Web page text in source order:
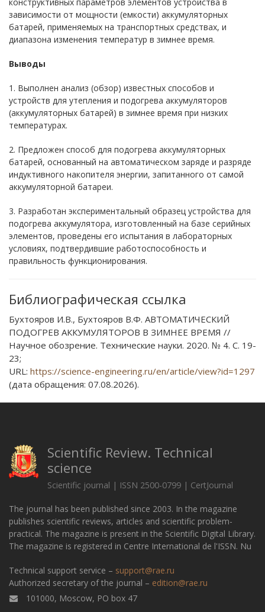
зависимости от мощности (емкости) аккумуляторных
батарей, применяемых на транспортных средствах, и
диапазона изменения температур в зимнее время.
Выводы
1. Выполнен анализ (обзор) известных способов и
устройств для утепления и подогрева аккумуляторов
(аккумуляторных батарей) в зимнее время при низких
температурах.
2. Предложен способ для подогрева аккумуляторных
батарей, основанный на автоматическом заряде и разряде
индуктивного накопителя энергии, запитанного от самой
аккумуляторной батареи.
3. Разработан экспериментальный образец устройства для
подогрева аккумулятора, изготовленный на базе серийных
элементов, проведены его испытания в лабораторных
условиях, подтвердившие работоспособность и
правильность функционирования.
Библиографическая ссылка
Бухтояров И.В., Бухтояров В.Ф. АВТОМАТИЧЕСКИЙ
ПОДОГРЕВ АККУМУЛЯТОРОВ В ЗИМНЕЕ ВРЕМЯ //
Научное обозрение. Технические науки. 2020. № 4. С. 19-
23;
URL: https://science-engineering.ru/en/article/view?id=1297
(дата обращения: 07.08.2026).
Scientific Review. Technical
science
Scientific journal | ISSN 2500-0799 | CertJournal
The journal has been published since 2003. In the magazine
publishes scientific reviews, articles and scientific problem-
practical. The magazine is present in the Scientific Digital Library.
The magazine is registered in Centre International de l'ISSN. Nu
Technical support service – support@rae.ru
Authorized secretary of the journal – edition@rae.ru
101000, Moscow, PO box 47